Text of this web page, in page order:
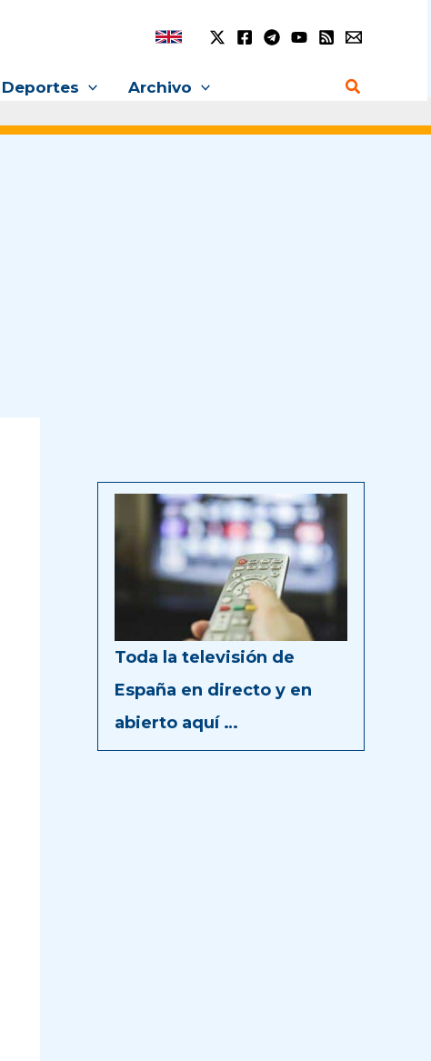
Deportes Archivo Buscar
Toda la televisión de
España en directo y en
abierto aquí …